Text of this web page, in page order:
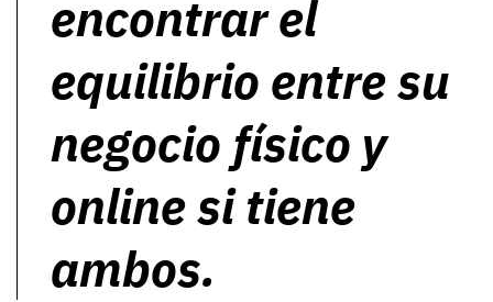
encontrar el
equilibrio entre su
negocio físico y
online si tiene
ambos.